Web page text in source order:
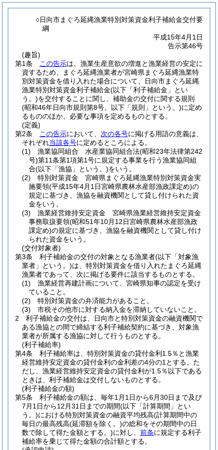
○日向市まぐろ延縄漁業特別対策資金利子補給金交付要
綱
平成15年4月1日
告示第46号
(趣旨)
第1条
この告示は、漁業生産意欲の増進と漁業経営の安定に
資するため、まぐろ延縄漁業者が宮崎県まぐろ延縄漁業特
別対策資金を借り入れた場合について、日向市まぐろ延縄
漁業特別対策資金利子補給金(以下「利子補給金」とい
う。)を交付することに関し、補助金の交付に関する規則
(昭和46年日向市規則第8号。以下「規則」という。)に定め
るもののほか、必要な事項を定めるものとする。
(定義)
第2条
この告示において、 次の各号に掲げる用語の意義は、
それぞれ当該各号に定めるところによる。
(1)
漁業協同組合 水産業協同組合法(昭和23年法律第242
号)第11条第1項第1号に規定する事業を行う漁業協同組
合(以下「漁協」という。)をいう。
(2)
特別対策資金 宮崎県まぐろ延縄漁業特別対策資金実
施要領(平成15年4月1日宮崎県農林水産部漁政課定め)の
規定に基づき、漁協を融資機関として貸し付けられた資
金をいう。
(3)
漁業経営維持安定資金 宮崎県漁業経営維持安定資金
事務取扱要領(昭和51年10月12日宮崎県農林水産部漁政
課定め)の規定に基づき、漁協を融資機関として貸し付け
られた資金をいう。
(交付対象者)
第3条
利子補給金の交付の対象となる漁業者(以下「対象漁
業者」という。)は、特別対策資金を借り入れたまぐろ延縄
漁業者であって、次に掲げる要件に該当するものとする。
(1)
漁業経営再建計画について、宮崎県知事の認定を受け
ていること。
(2)
特別対策資金の弁済能力があること。
(3)
市税その他市に対する納入金を滞納していないこと。
2
利子補給金の交付は、日向市と特別対策資金の融資機関で
ある漁協との間で締結する利子補給契約に基づき、対象漁
業者が所属する漁協に対して行うものとする。
(利子補給率)
第4条
利子補給率は、特別対策資金の貸付金利1.5％と漁業
経営維持安定資金の貸付金利の金利差の4分の1とする。 た
だし、漁業経営維持安定資金の貸付金利が1.5％以下である
ときは、利子補給金は交付しないものとする。
(利子補給金の額)
第5条
利子補給金の額は、毎年1月1日から6月30日まで及び
7月1日から12月31日までの期間(以下「計算期間」とい
う。)における特別対策資金の融資平均残高(計算期間中の
毎日の最高残高(延滞額を除く。)の総和をその期間中の日
数で除して得た金額とする。)に対し、 前条に規定する利子
補給率を乗じて得た金額の合計額とする。